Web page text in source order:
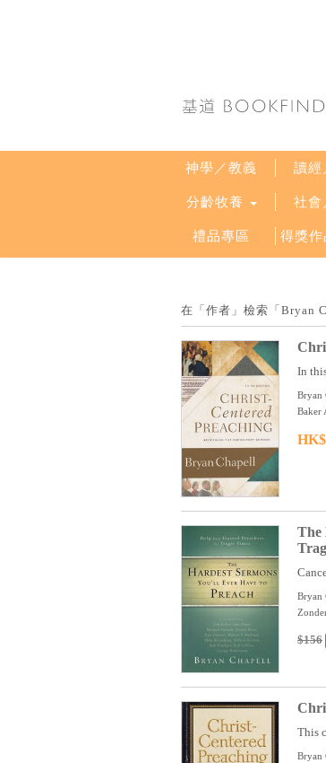
神學／教義 讀經
分齡牧養 社會
禮品專區 得獎作
在「作者」檢索「Bryan
In
Bryan
Baker
The
Bryan
$156
This
Bryan